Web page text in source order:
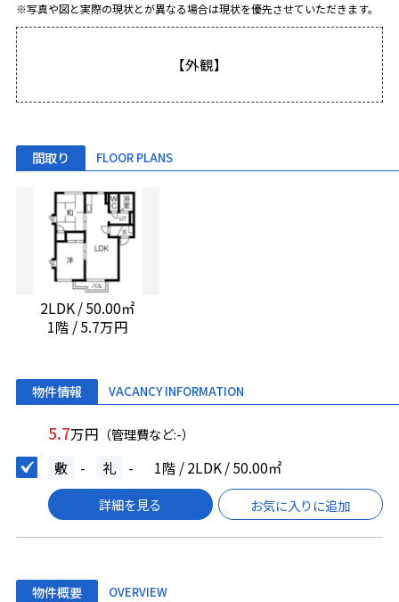
※写真や図と実際の現状とが異なる場合は現状を優先させていただきます。
【外観】
間取り FLOOR PLANS
2LDK / 50.00㎡
1階 / 5.7万円
物件情報 VACANCY INFORMATION
5.7万円 （管理費など:-）
敷 - 礼 - 1階 / 2LDK / 50.00㎡
詳細を見る お気に入りに追加
物件概要 OVERVIEW